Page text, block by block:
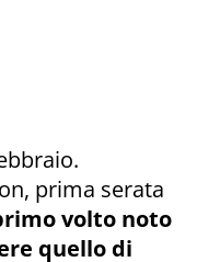
prima serata
volto noto
quello di